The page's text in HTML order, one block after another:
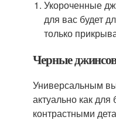
Укороченные
для вас будет
только
Черные
Универсальным
актуально как
контрастными